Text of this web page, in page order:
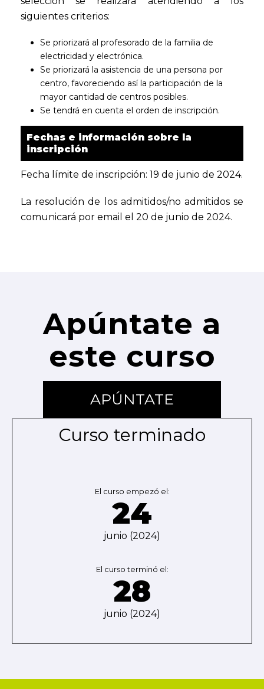
siguientes criterios:
Se priorizará al profesorado de la familia de
electricidad y electrónica.
Se priorizará la asistencia de una persona por
centro, favoreciendo así la participación de la
mayor cantidad de centros posibles.
Se tendrá en cuenta el orden de inscripción.
Fechas e información sobre la
inscripción
Fecha límite de inscripción: 19 de junio de 2024.
La resolución de los admitidos/no admitidos se
comunicará por email el 20 de junio de 2024.
Apúntate a
este curso
APÚNTATE
Curso terminado
El curso empezó el:
24
junio (2024)
El curso terminó el:
28
junio (2024)